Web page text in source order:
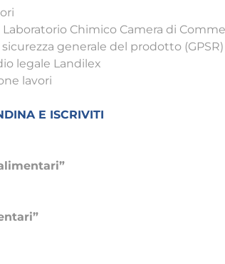
Laboratorio Chimico Camera di
generale del prodotto
legale Landilex
lavori
E ISCRIVITI